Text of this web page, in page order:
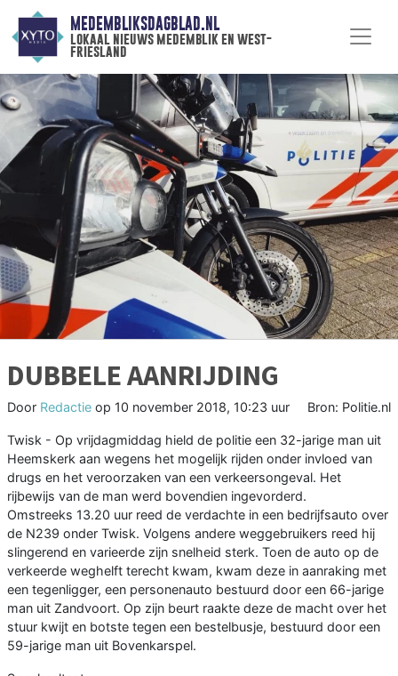
MEDEMBLIKSDAGBLAD.NL
lokaal nieuws medemblik en west-
friesland
DUBBELE AANRIJDING
Door Redactie op 10 november 2018, 10:23 uur Bron: Politie.nl
Twisk - Op vrijdagmiddag hield de politie een 32-jarige man uit
Heemskerk aan wegens het mogelijk rijden onder invloed van
drugs en het veroorzaken van een verkeersongeval. Het
rijbewijs van de man werd bovendien ingevorderd.
Omstreeks 13.20 uur reed de verdachte in een bedrijfsauto over
de N239 onder Twisk. Volgens andere weggebruikers reed hij
slingerend en varieerde zijn snelheid sterk. Toen de auto op de
verkeerde weghelft terecht kwam, kwam deze in aanraking met
een tegenligger, een personenauto bestuurd door een 66-jarige
man uit Zandvoort. Op zijn beurt raakte deze de macht over het
stuur kwijt en botste tegen een bestelbusje, bestuurd door een
59-jarige man uit Bovenkarspel.